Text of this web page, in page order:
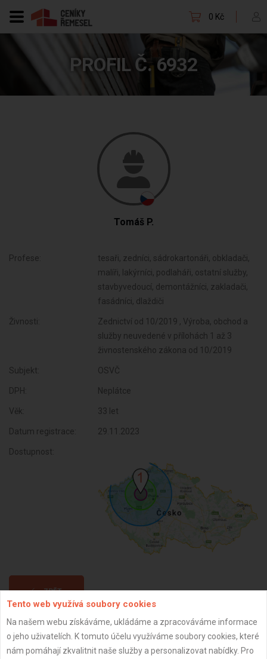
0 Kč
PROFIL Č. 6932
Tomáš P.
Profese:
tesaři, zedníci, sádrokartonáři, obkladači,
malíři, lakýrníci, podlaháři, ostatní služby,
stavbyvedoucí, demontážníci, zakladači,
fasádníci, dlaždiči
Živnosti:
Zednictví od 10/2019 , Výroba, obchod a
služby neuvedené v přílohách 1 až 3
živnostenského zákona od 10/2019
Subjekt: OSVČ
DPH: Neplátce
Věk: 33 let
Datum registrace: 29.11.2023
Dostupnost:
ZPĚT
Aktualizováno z portálu ARES dne 29.12.2023 06:45:08
Tento web využívá soubory cookies
Na našem webu získáváme, ukládáme a zpracováváme informace
o jeho uživatelích. K tomuto účelu využíváme soubory cookies, které
nám pomáhají zkvalitnit naše služby a personalizovat nabídky. Pro